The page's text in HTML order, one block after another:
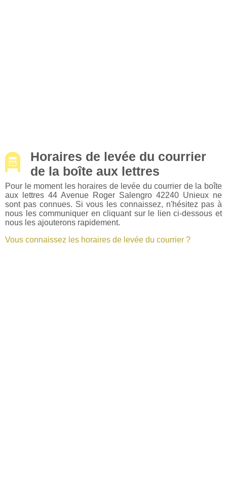
Horaires de levée du courrier
de la boîte aux lettres
Pour le moment les horaires de levée du courrier de la boîte
aux lettres 44 Avenue Roger Salengro 42240 Unieux ne
sont pas connues. Si vous les connaissez, n'hésitez pas à
nous les communiquer en cliquant sur le lien ci-dessous et
nous les ajouterons rapidement.
Vous connaissez les horaires de levée du courrier ?